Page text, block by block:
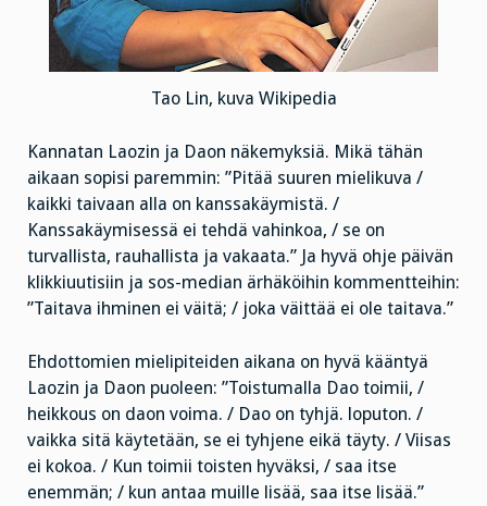
Tao Lin, kuva Wikipedia
Kannatan Laozin ja Daon näkemyksiä. Mikä tähän
aikaan sopisi paremmin: ”Pitää suuren mielikuva /
kaikki taivaan alla on kanssakäymistä. /
Kanssakäymisessä ei tehdä vahinkoa, / se on
turvallista, rauhallista ja vakaata.” Ja hyvä ohje päivän
klikkiuutisiin ja sos-median ärhäköihin kommentteihin:
”Taitava ihminen ei väitä; / joka väittää ei ole taitava.”
Ehdottomien mielipiteiden aikana on hyvä kääntyä
Laozin ja Daon puoleen: ”Toistumalla Dao toimii, /
heikkous on daon voima. / Dao on tyhjä. loputon. /
vaikka sitä käytetään, se ei tyhjene eikä täyty. / Viisas
ei kokoa. / Kun toimii toisten hyväksi, / saa itse
enemmän; / kun antaa muille lisää, saa itse lisää.”